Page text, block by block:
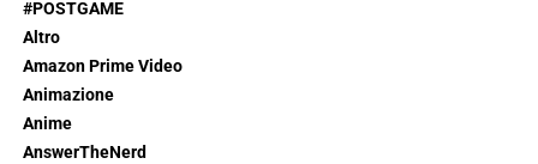
#POSTGAME
Altro
Amazon Prime Video
Animazione
Anime
AnswerTheNerd